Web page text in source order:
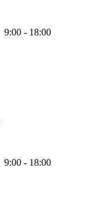
9:00 - 18:00
9:00 - 18:00